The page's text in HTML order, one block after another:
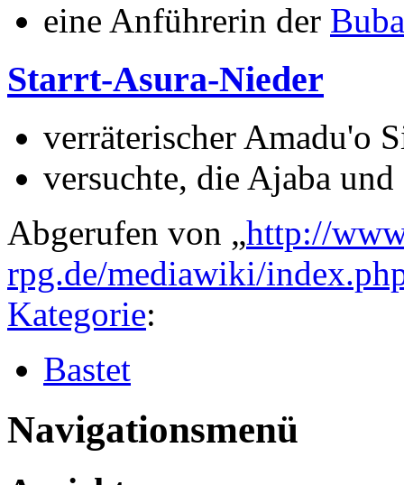
eine Anführerin der
Starrt-Asura-Nieder
verräterischer Amadu'o
versuchte, die Ajaba
Abgerufen von „http://
rpg.de/mediawiki/
Kategorie:
Bastet
Navigationsmenü